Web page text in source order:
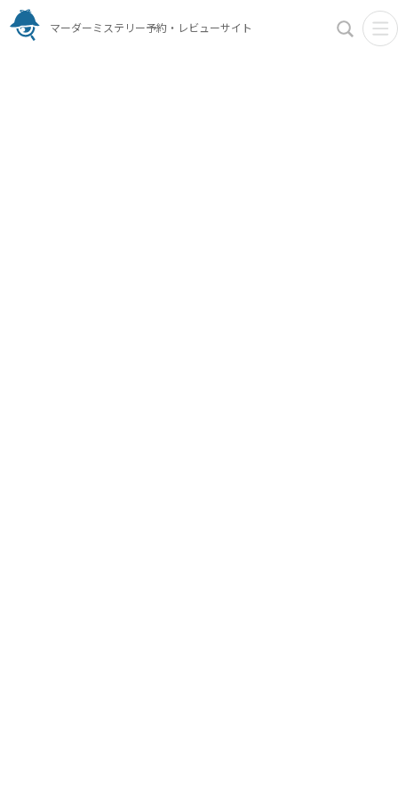
マーダーミステリー予約・レビューサイト